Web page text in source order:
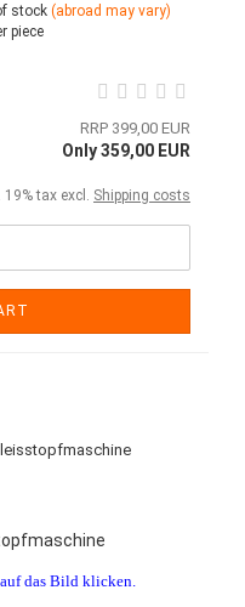
stock (abroad may vary)
piece
RRP 399,00 EUR
Only 359,00 EUR
19% tax excl. Shipping costs
das Bild klicken.